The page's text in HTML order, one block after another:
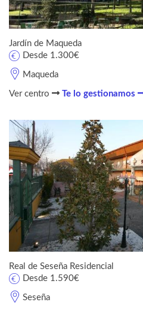
Jardín de Maqueda
Maqueda
Desde 1.300€
Ver centro Te lo gestionamos
Real de Seseña Residencial
Seseña
Desde 1.590€